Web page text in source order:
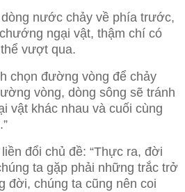
nước chảy về phía trước,
ngại vật, thậm chí có
vượt qua.
chọn đường vòng để chảy
vòng, dòng sông sẽ tránh
vật khác nhau và cuối cùng
đổi chủ đề: “Thực ra, đời
ta gặp phải những trắc trở
đời, chúng ta cũng nên coi